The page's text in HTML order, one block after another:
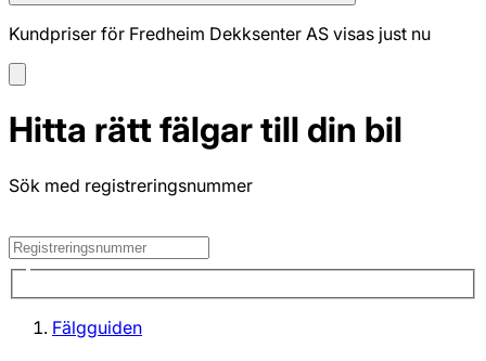
Kundpriser för Fredheim Dekksenter AS visas just nu
Hitta rätt fälgar till din bil
Sök med registreringsnummer
Fälgguiden